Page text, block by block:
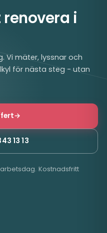
i
Vi mäter, lyssnar och
för nästa steg - utan
→
13 13
Kostnadsfritt